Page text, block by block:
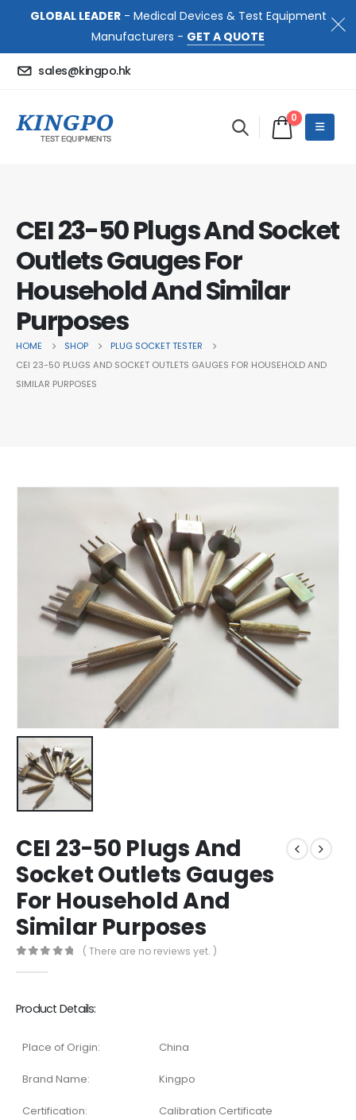
GLOBAL LEADER- Medical Devices & Test Equipment
Manufacturers - GET A QUOTE
sales@kingpo.hk
0
CEI 23-50 Plugs And Socket
Outlets Gauges For
Household And Similar
Purposes
HOME SHOP
PLUG SOCKET TESTER
CEI 23-50 PLUGS AND SOCKET OUTLETS GAUGES FOR HOUSEHOLD AND
SIMILAR PURPOSES
CEI 23-50 Plugs And
Socket Outlets Gauges
For Household And
Similar Purposes
( There are no reviews yet. )
Product Details:
Place of Origin: China
Brand Name: Kingpo
Certification: Calibration Certificate